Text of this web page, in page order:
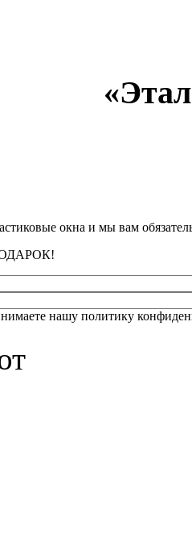
окна и мы вам
нашу политику